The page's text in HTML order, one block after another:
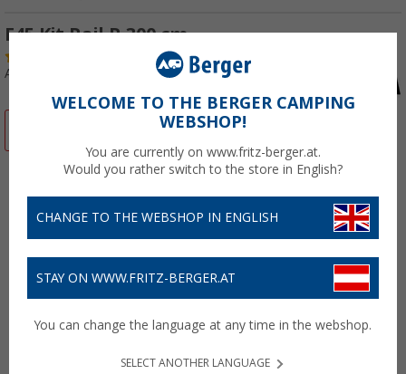
F45 Kit Rail R 300 cm
Art.-Nr.: 106010
WELCOME TO THE BERGER CAMPING
WEBSHOP!
You are currently on www.fritz-berger.at.
Would you rather switch to the store in English?
CHANGE TO THE WEBSHOP IN ENGLISH
STAY ON WWW.FRITZ-BERGER.AT
You can change the language at any time in the webshop.
SELECT ANOTHER LANGUAGE